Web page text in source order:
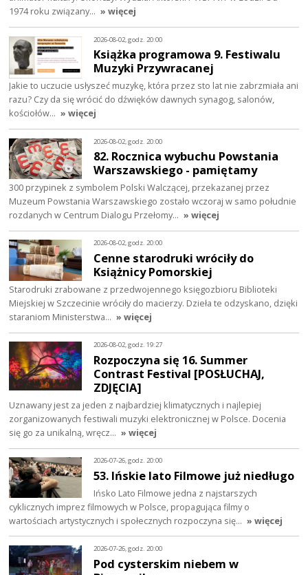
1974 roku związany… » więcej
2026-08-02, godz. 20:00
Książka programowa 9. Festiwalu
Muzyki Przywracanej
Jakie to uczucie usłyszeć muzykę, która przez sto lat nie zabrzmiała ani
razu? Czy da się wrócić do dźwięków dawnych synagog, salonów,
kościołów… » więcej
2026-08-02, godz. 20:00
82. Rocznica wybuchu Powstania
Warszawskiego - pamiętamy
300 przypinek z symbolem Polski Walczącej, przekazanej przez
Muzeum Powstania Warszawskiego zostało wczoraj w samo południe
rozdanych w Centrum Dialogu Przełomy… » więcej
2026-08-02, godz. 20:00
Cenne starodruki wróciły do
Książnicy Pomorskiej
Starodruki zrabowane z przedwojennego księgozbioru Biblioteki
Miejskiej w Szczecinie wróciły do macierzy. Dzieła te odzyskano, dzięki
staraniom Ministerstwa… » więcej
2026-08-02, godz. 19:27
Rozpoczyna się 16. Summer
Contrast Festival [POSŁUCHAJ,
ZDJĘCIA]
Uznawany jest za jeden z najbardziej klimatycznych i najlepiej
zorganizowanych festiwali muzyki elektronicznej w Polsce. Docenia
się go za unikalną, wręcz… » więcej
2026-07-26, godz. 20:00
53. Ińskie lato Filmowe już niedługo
Ińsko Lato Filmowe jedna z najstarszych
cyklicznych imprez filmowych w Polsce, propagująca filmy o
wartościach artystycznych i społecznych rozpoczyna się… » więcej
2026-07-26, godz. 20:00
Pod cysterskim niebem w